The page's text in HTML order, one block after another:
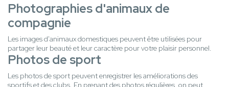
Photographies d'animaux de
compagnie
Les images d'animaux domestiques peuvent être utilisées pour
partager leur beauté et leur caractère pour votre plaisir personnel.
Photos de sport
Les photos de sport peuvent enregistrer les améliorations des
sportifs et des clubs. En prenant des photos régulières, on peut